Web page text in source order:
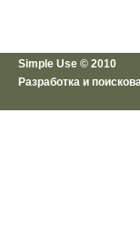
Simple Use © 2010
Разработка и